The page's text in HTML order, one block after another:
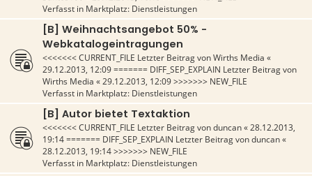
Verfasst in Marktplatz: Dienstleistungen
[B] Weihnachtsangebot 50% -
Webkatalogeintragungen
<<<<<<< CURRENT_FILE Letzter Beitrag vonWirths Media «
29.12.2013, 12:09======= DIFF_SEP_EXPLAIN Letzter Beitrag von
Wirths Media «29.12.2013, 12:09>>>>>>> NEW_FILE
Verfasst in Marktplatz: Dienstleistungen
[B] Autor bietet Textaktion
<<<<<<< CURRENT_FILE Letzter Beitrag vonduncan«28.12.2013,
19:14======= DIFF_SEP_EXPLAIN Letzter Beitrag vonduncan«
28.12.2013, 19:14>>>>>>> NEW_FILE
Verfasst in Marktplatz: Dienstleistungen